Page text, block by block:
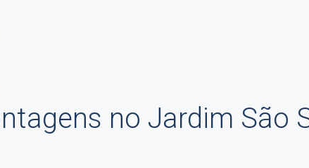
no Jardim São